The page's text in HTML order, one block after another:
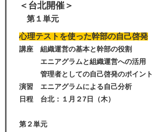
＜台北開催＞
第１単元
心理テストを使った幹部の自己啓発
講座 組織運営の基本と幹部の役割
エニアグラムと組織運営への活用
管理者としての自己啓発のポイント
演習 エニアグラムによる自己分析
日程 台北：１月２7日（木）
第２単元